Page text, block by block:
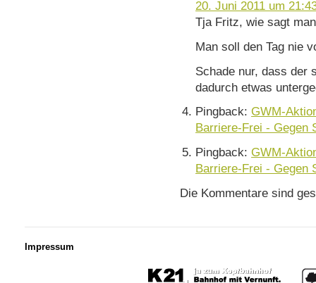
20. Juni 2011 um
Tja Fritz, wie sagt
Man soll den Tag nie
Schade nur, dass der
dadurch etwas
Pingback:GWM-
Barriere-Frei - Gegen
Pingback:GWM-
Barriere-Frei - Gegen
Die Kommentare sind
Impressum